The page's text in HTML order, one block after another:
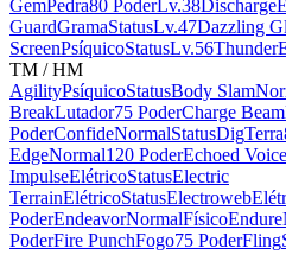
GemPedra80 PoderLv.38Discharge
GuardGramaStatusLv.47Dazzling
ScreenPsíquicoStatusLv.56Thunder
TM / HM
AgilityPsíquicoStatusBody Slam
BreakLutador75 PoderCharge Beam
PoderConfideNormalStatusDigTerra
EdgeNormal120 PoderEchoed Voice
ImpulseElétricoStatusElectric
TerrainElétricoStatusElectroweb
PoderEndeavorNormalFísicoEndure
PoderFire PunchFogo75 PoderFling